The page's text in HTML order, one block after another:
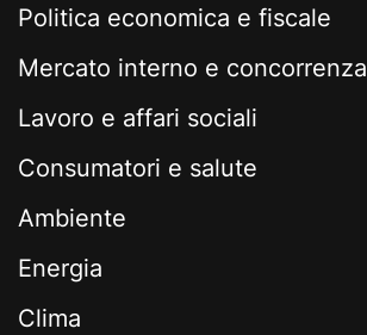
Politica economica e fiscale
Mercato interno e concorrenza
Lavoro e affari sociali
Consumatori e salute
Ambiente
Energia
Clima